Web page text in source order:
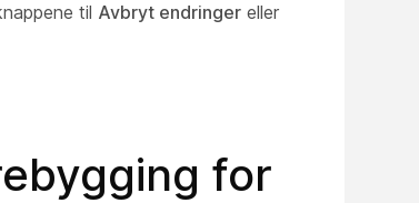
til Avbryt endringer eller
for